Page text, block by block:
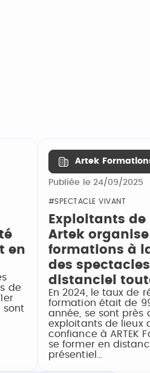
en
de
sont
Artek
Publiée le 24/09/2025
#SPECTACLE VIVANT
Exploitants de
Artek organise
formations à
des
distanciel
En 2024, le taux de
formation était de
année, se sont près
exploitants de lieux
confiance à ARTEK
se former en
présentiel…